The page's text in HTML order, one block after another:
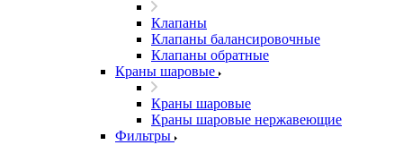
Клапаны
Клапаны балансировочные
Клапаны обратные
Краны шаровые
Краны шаровые
Краны шаровые нержавеющие
Фильтры